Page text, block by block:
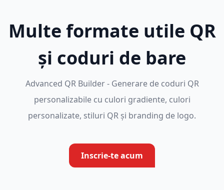
Multe formate utile QR
și coduri de bare
Advanced QR Builder - Generare de coduri QR
personalizabile cu culori gradiente, culori
personalizate, stiluri QR și branding de logo.
Inscrie-te acum